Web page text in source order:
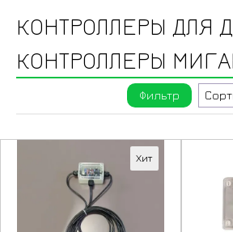
КОНТРОЛЛЕРЫ ДЛЯ
КОНТРОЛЛЕРЫ
Фильтр
Хит